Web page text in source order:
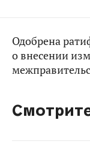
Одобрена
о внесении